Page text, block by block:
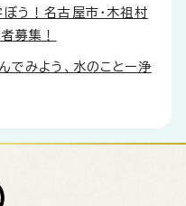
う！名古屋市・木祖村
募集！
みよう、水のことー浄